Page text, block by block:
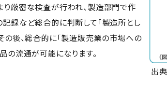
厳密な検査が行われ、製造部門で作
録など総合的に判断して「製造所とし
の後、総合的に「製造販売業の市場への
の流通が可能になります。
出